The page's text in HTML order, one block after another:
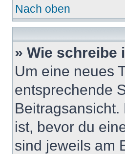
Nach oben
» Wie schreibe
Um eine neues
entsprechende
ist, bevor du
sind jeweils am